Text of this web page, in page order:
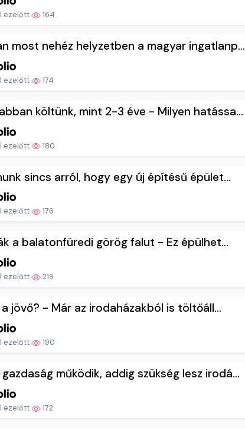
ezelőtt 164
most nehéz helyzetben a magyar ingatlanp...
ezelőtt 174
költünk, mint 2-3 éve - Milyen hatássa...
ezelőtt 180
sincs arról, hogy egy új építésű épület...
ezelőtt 176
a balatonfüredi görög falut - Ez épülhet...
ezelőtt 219
jövő? - Már az irodaházakból is töltőáll...
ezelőtt 190
gazdaság működik, addig szükség lesz irodá...
ezelőtt 172